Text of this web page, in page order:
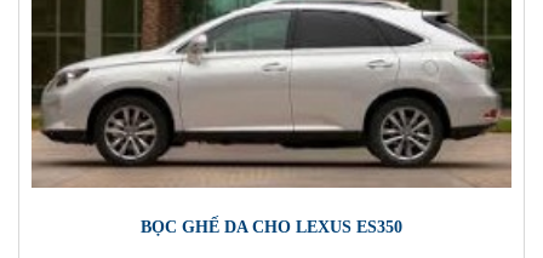
BỌC GHẾ DA CHO LEXUS ES350